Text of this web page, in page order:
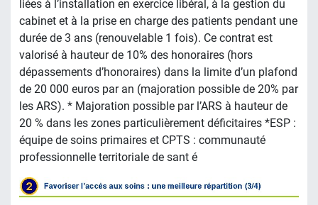
liées à l’installation en exercice libéral, à la gestion du
cabinet et à la prise en charge des patients pendant une
durée de 3 ans (renouvelable 1 fois). Ce contrat est
valorisé à hauteur de 10% des honoraires (hors
dépassements d’honoraires) dans la limite d’un plafond
de 20 000 euros par an (majoration possible de 20% par
les ARS). * Majoration possible par l’ARS à hauteur de
20 % dans les zones particulièrement déficitaires *ESP :
équipe de soins primaires et CPTS : communauté
professionnelle territoriale de sant é